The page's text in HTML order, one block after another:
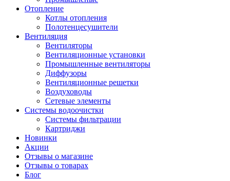
Отопление
Котлы отопления
Полотенцесушители
Вентиляция
Вентиляторы
Вентиляционные установки
Промышленные вентиляторы
Диффузоры
Вентиляционные решетки
Воздуховоды
Сетевые элементы
Системы водоочистки
Системы фильтрации
Картриджи
Новинки
Акции
Отзывы о магазине
Отзывы о товарах
Блог